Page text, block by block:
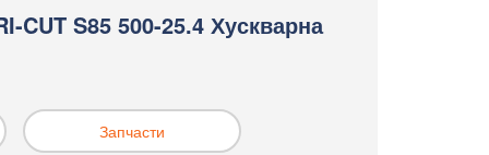
CUT S85 500-25.4 Хускварна
Запчасти